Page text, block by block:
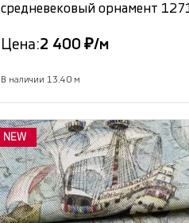
средневековый орнамент
Цена:2 400 ₽/м
В наличии 13.40 м
NEW